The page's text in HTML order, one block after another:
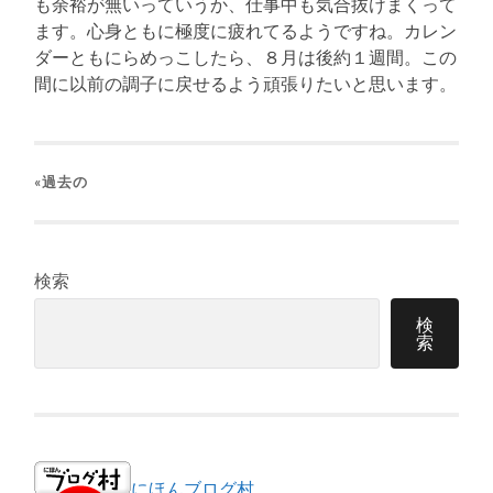
も余裕が無いっていうか、仕事中も気合抜けまくって
ます。心身ともに極度に疲れてるようですね。カレン
ダーともにらめっこしたら、８月は後約１週間。この
間に以前の調子に戻せるよう頑張りたいと思います。
«過去の
検索
検
索
にほんブログ村